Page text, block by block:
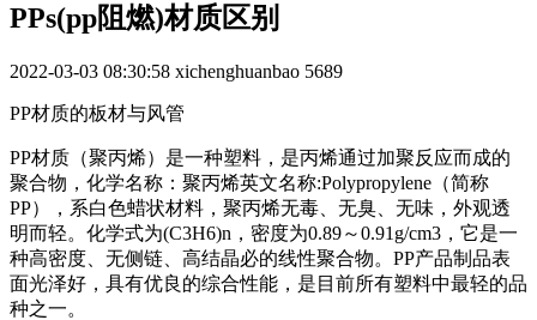
PPs(pp阻燃)材质区别
2022-03-03 08:30:58 xichenghuanbao 5689
PP材质的板材与风管
PP材质（聚丙烯）是一种塑料，是丙烯通过加聚反应而成的
聚合物，化学名称：聚丙烯英文名称:Polypropylene（简称
PP），系白色蜡状材料，聚丙烯无毒、无臭、无味，外观透
明而轻。化学式为(C3H6)n，密度为0.89～0.91g/cm3，它是一
种高密度、无侧链、高结晶必的线性聚合物。PP产品制品表
面光泽好，具有优良的综合性能，是目前所有塑料中最轻的品
种之一。